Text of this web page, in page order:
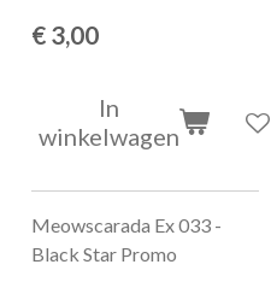
€ 3,00
In
winkelwagen
Meowscarada Ex 033 -
Black Star Promo